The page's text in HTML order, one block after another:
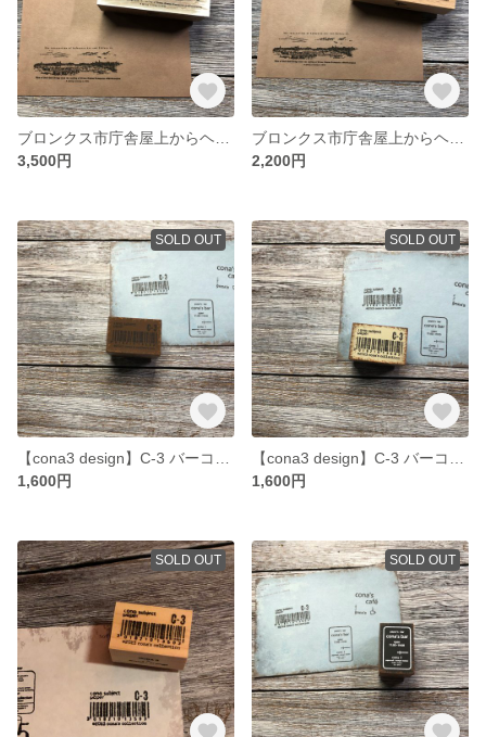
3,500円
2,200円
SOLD OUT
1,600円
SOLD OUT
1,600円
SOLD OUT SOLD OUT